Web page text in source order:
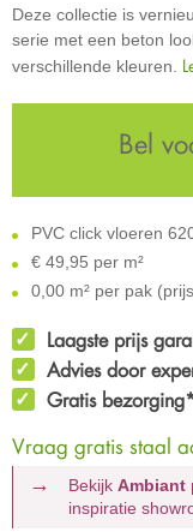
Deze collectie is
serie met een beton
verschillende kleuren.
Bel
PVC click vloeren
€ 49,95 per m²
0,00 m² per pak
Laagste prijs
Advies door
Gratis
Vraag gratis staal
Bekijk Ambiant
inspiratie